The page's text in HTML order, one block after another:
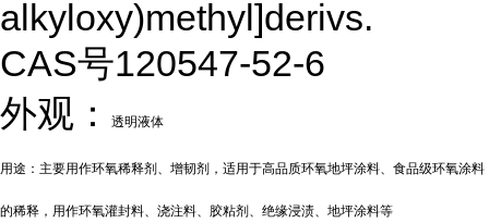
alkyloxy)methyl]derivs.
CAS号120547-52-6
外观：
透明液体
用途： 主要用作环氧稀释剂、增韧剂， 适用于高品质环氧地坪涂料、 食品级环氧涂料
的稀释 ， 用作环氧灌封料、浇注料、胶粘剂、绝缘浸渍、地坪涂料等